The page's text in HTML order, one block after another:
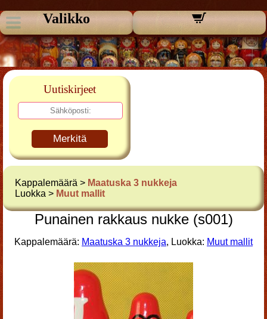
Valikko
Uutiskirjeet
Merkitä
Kappalemäärä > Maatuska 3 nukkeja
Luokka > Muut mallit
Punainen rakkaus nukke (s001)
Kappalemäärä: Maatuska 3 nukkeja, Luokka: Muut mallit